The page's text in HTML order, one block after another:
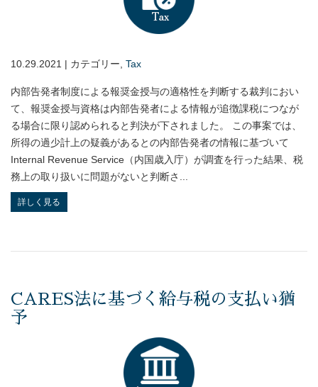
10.29.2021 | カテゴリー, Tax
内部告発者制度による報奨金授与の適格性を判断する裁判におい
て、報奨金授与資格は内部告発者による情報が追徴課税につなが
る場合に限り認められると判決が下されました。 この事案では、
所得の過少計上の疑義があるとの内部告発者の情報に基づいて
Internal Revenue Service（内国歳入庁）が調査を行った結果、税
務上の取り扱いに問題がないと判断さ...
詳しく見る
CARES法に基づく給与税の支払い猶
予